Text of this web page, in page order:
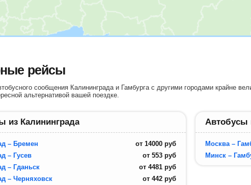
рейсы
сообщения Калининграда и Гамбурга с другими городами крайне
альтернативой вашей поездке.
из Калининграда
– Бремен от 14000 руб
– Гусев
от 553 руб
– Гданьск
от 4481 руб
– Черняховск
от 442 руб
Автобусы
Москва –
Минск –